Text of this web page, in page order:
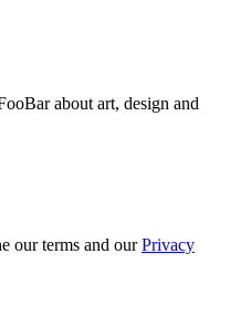
about art, design and
our terms and ourPrivacy